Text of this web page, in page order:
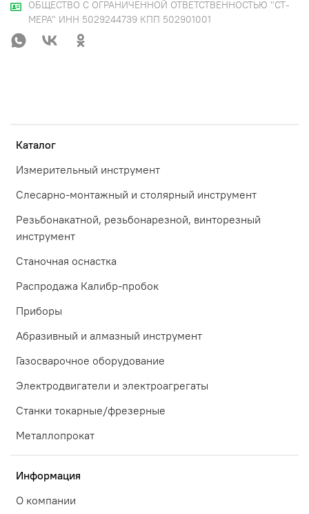
Каталог
Измерительный инструмент
Слесарно-монтажный и столярный инструмент
Резьбонакатной, резьбонарезной, винторезный
инструмент
Станочная оснастка
Распродажа Калибр-пробок
Приборы
Абразивный и алмазный инструмент
Газосварочное оборудование
Электродвигатели и электроагрегаты
Станки токарные/фрезерные
Металлопрокат
Информация
О компании
ОБЩЕСТВО С ОГРАНИЧЕННОЙ ОТВЕТСТВЕННОСТЬЮ "СТ-
МЕРА" ИНН 5029244739 КПП 502901001